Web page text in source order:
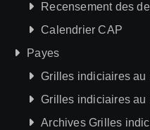
Recensement des
Calendrier CAP
Payes
Grilles indiciaires au
Grilles indiciaires au
Archives Grilles